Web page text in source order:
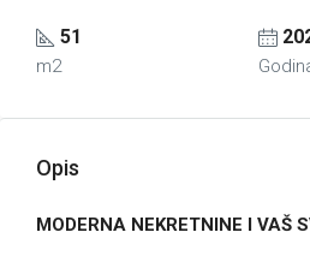
51
m2
Opis
MODERNA NEKRETNINE I VAŠ